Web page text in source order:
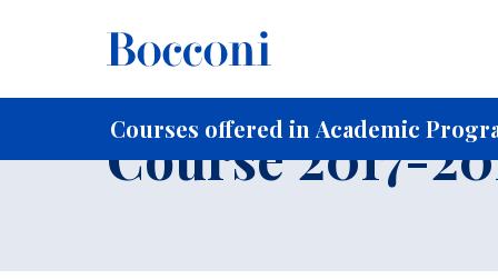
Courses offered in Academic
Home For current Students
Course 2017-